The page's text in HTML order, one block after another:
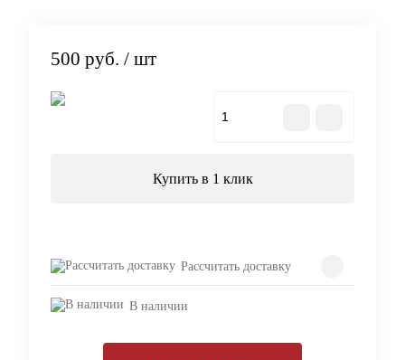
500 руб. / шт
Купить в 1 клик
Рассчитать доставку
В наличии